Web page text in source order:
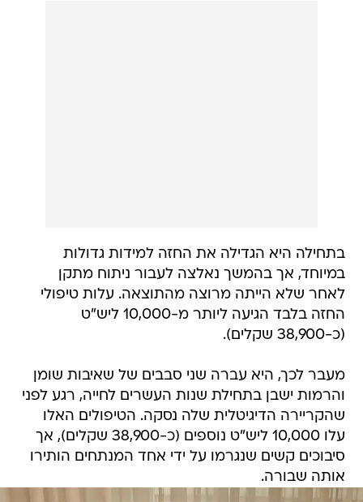
בתחילה היא הגדילה את החזה למידות גדולות
במיוחד, אך בהמשך נאלצה לעבור ניתוח מתקן
לאחר שלא הייתה מרוצה מהתוצאה. עלות טיפולי
החזה בלבד הגיעה ליותר מ-10,000 ליש"ט
(כ-38,900 שקלים).
מעבר לכך, היא עברה שני סבבים של שאיבות שומן
והרמות ישבן בתחילת שנות העשרים לחייה, רגע לפני
שהקריירה הדיגיטלית שלה נסקה. הטיפולים האלו
עלו 10,000 ליש"ט נוספים (כ-38,900 שקלים), אך
סיבוכים קשים שנגרמו על ידי אחד המנתחים הותירו
אותה שבורה.